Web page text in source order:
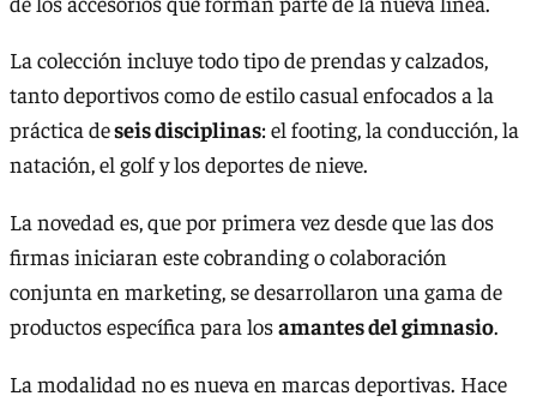
La colección incluye todo tipo de prendas y calzados,
tanto deportivos como de estilo casual enfocados a la
práctica deseis disciplinas: el footing, la conducción, la
natación, el golf y los deportes de nieve.
La novedad es, que por primera vez desde que las dos
firmas iniciaran este cobranding o colaboración
conjunta en marketing, se desarrollaron una gama de
productos específica para losamantes del gimnasio.
La modalidad no es nueva en marcas deportivas. Hace